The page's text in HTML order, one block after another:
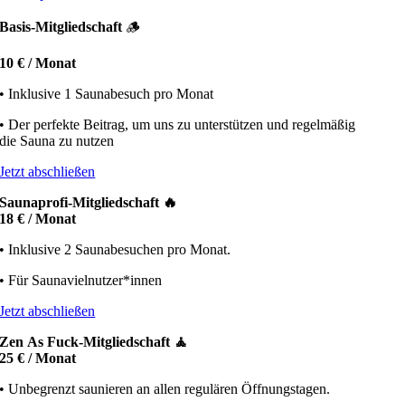
Basis-Mitgliedschaft 🪵
10 € / Monat
• Inklusive 1 Saunabesuch pro Monat
• Der perfekte Beitrag, um uns zu unterstützen und regelmäßig
die Sauna zu nutzen
Jetzt abschließen
Saunaprofi-Mitgliedschaft 🔥
18 € / Monat
• Inklusive 2 Saunabesuchen pro Monat.
• Für Saunavielnutzer*innen
Jetzt abschließen
Zen As Fuck-Mitgliedschaft 🧘
25 € / Monat
• Unbegrenzt saunieren an allen regulären Öffnungstagen.